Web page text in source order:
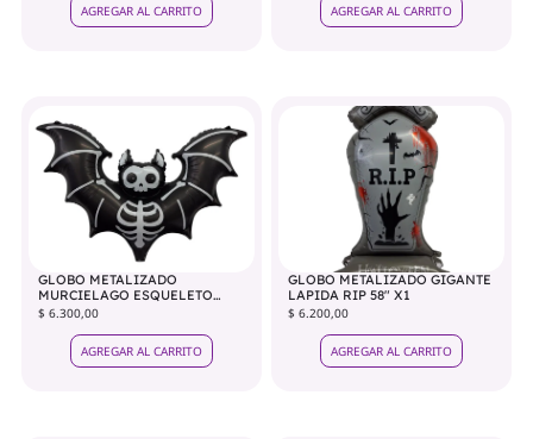
AGREGAR AL CARRITO AGREGAR AL CARRITO
GLOBO METALIZADO
MURCIELAGO ESQUELETO
TERROR 58" X1
$ 6.300,00
AGREGAR AL CARRITO
GLOBO METALIZADO GIGANTE
LAPIDA RIP 58" X1
$ 6.200,00
AGREGAR AL CARRITO